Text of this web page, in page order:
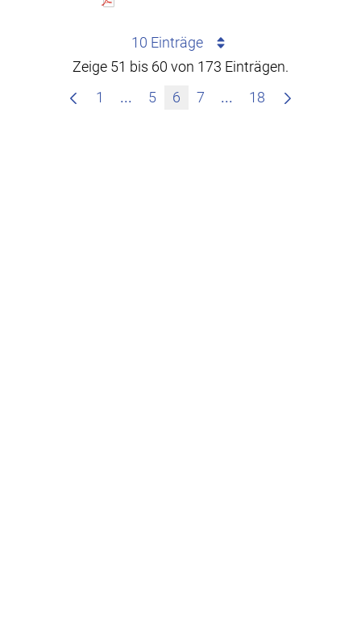
10 Einträge
Zeige 51 bis 60 von 173 Einträgen.
1
... Zwischenseiten Navigieren mit
5 6 7 ... Zwischenseiten
18